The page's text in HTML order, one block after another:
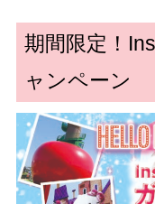
期間限定！
ャンペーン